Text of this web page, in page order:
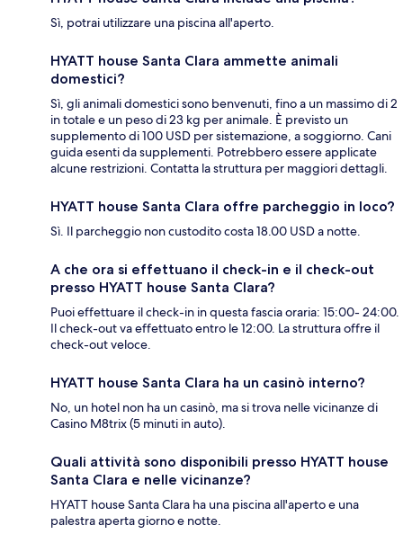
Sì, potrai utilizzare una piscina all'aperto.
HYATT house Santa Clara ammette animali
domestici?
Sì, gli animali domestici sono benvenuti, fino a un massimo di 2
in totale e un peso di 23 kg per animale. È previsto un
supplemento di 100 USD per sistemazione, a soggiorno. Cani
guida esenti da supplementi. Potrebbero essere applicate
alcune restrizioni. Contatta la struttura per maggiori dettagli.
HYATT house Santa Clara offre parcheggio in loco?
Sì. Il parcheggio non custodito costa 18.00 USD a notte.
A che ora si effettuano il check-in e il check-out
presso HYATT house Santa Clara?
Puoi effettuare il check-in in questa fascia oraria: 15:00- 24:00.
Il check-out va effettuato entro le 12:00. La struttura offre il
check-out veloce.
HYATT house Santa Clara ha un casinò interno?
No, un hotel non ha un casinò, ma si trova nelle vicinanze di
Casino M8trix (5 minuti in auto).
Quali attività sono disponibili presso HYATT house
Santa Clara e nelle vicinanze?
HYATT house Santa Clara ha una piscina all'aperto e una
palestra aperta giorno e notte.